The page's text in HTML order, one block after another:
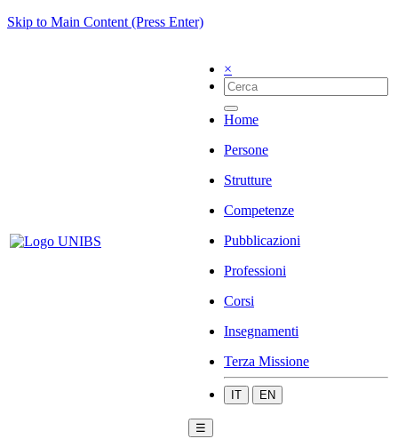
Skip to Main Content (Press Enter)
×
Home
Persone
Strutture
Competenze
Pubblicazioni
Professioni
Corsi
Insegnamenti
Terza Missione
IT EN
☰